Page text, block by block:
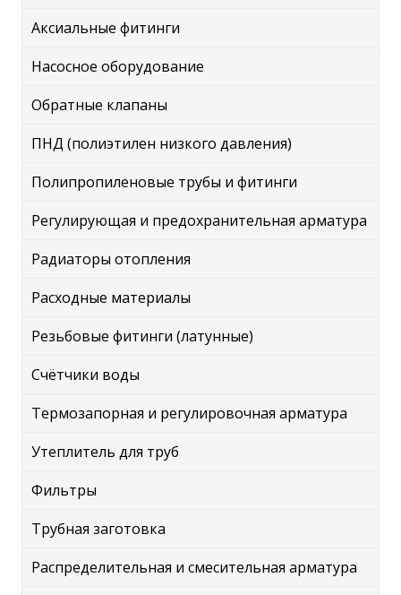
Аксиальные фитинги
Насосное оборудование
Обратные клапаны
ПНД (полиэтилен низкого давления)
Полипропиленовые трубы и фитинги
Регулирующая и предохранительная арматура
Радиаторы отопления
Расходные материалы
Резьбовые фитинги (латунные)
Счётчики воды
Термозапорная и регулировочная арматура
Утеплитель для труб
Фильтры
Трубная заготовка
Распределительная и смесительная арматура